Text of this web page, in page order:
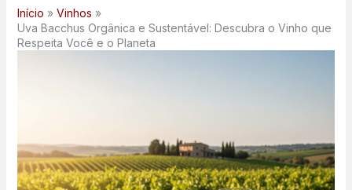
Início
Vinhos
Uva Bacchus Orgânica e Sustentável: Descubra o Vinho que
Respeita Você e o Planeta